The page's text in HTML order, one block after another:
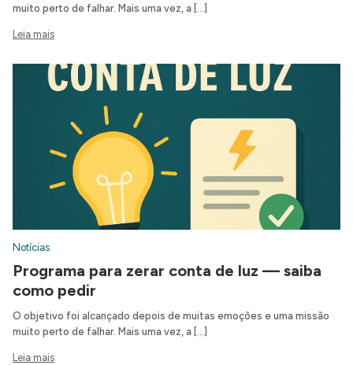
muito perto de falhar. Mais uma vez, a […]
Leia mais
Notícias
Programa para zerar conta de luz — saiba
como pedir
O objetivo foi alcançado depois de muitas emoções e uma missão
muito perto de falhar. Mais uma vez, a […]
Leia mais